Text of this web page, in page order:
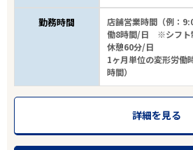
勤務時間
店舗営業時間（例：
働8時間/日 ※シフト
休憩60分/日
1ヶ月単位の変形労働
時間）
詳細を見る